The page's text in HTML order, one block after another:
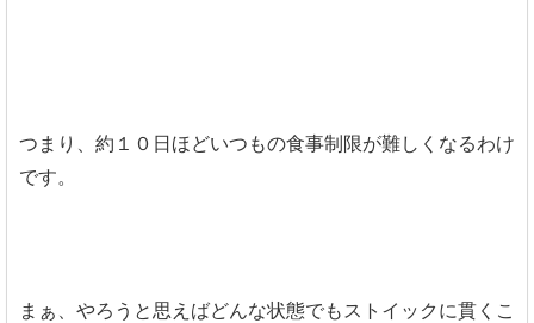
つまり、約１０日ほどいつもの食事制限が難しくなるわけ
です。
まぁ、やろうと思えばどんな状態でもストイックに貫くこ